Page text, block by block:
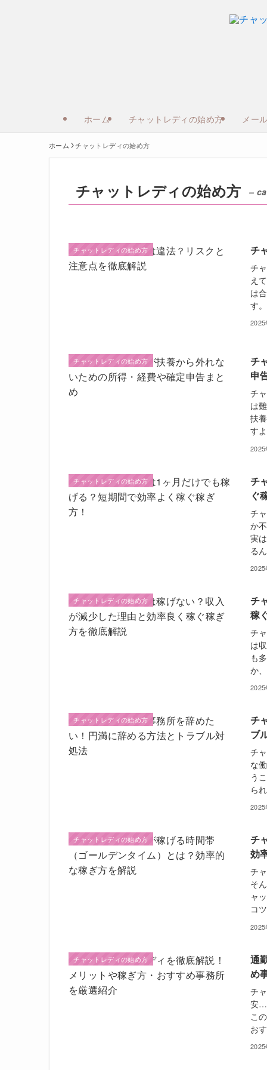
ホーム チャットレディの始め方 メー
ホーム チャットレディの始め方
チャットレディの始め方 –
チャットレディの始め方 チ
チ
え
は
す
チャットレディの始め方
チ
申
チ
は
扶
す
チャットレディの始め方
チ
ぐ
チ
か
実
る
チャットレディの始め方
チ
稼
チ
は
も
か
チャットレディの始め方
チ
ブ
チ
な
う
ら
チャットレディの始め方
チ
効
チ
そ
ャ
コ
チャットレディの始め方
通
め
チ
安…
こ
お